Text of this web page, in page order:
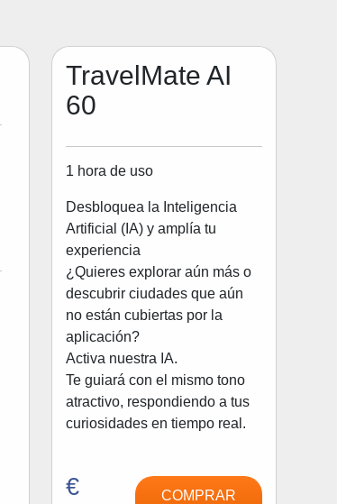
TravelMate AI
60
1 hora de uso
Desbloquea la Inteligencia
Artificial (IA) y amplía tu
experiencia
¿Quieres explorar aún más o
descubrir ciudades que aún
no están cubiertas por la
aplicación?
Activa nuestra IA.
Te guiará con el mismo tono
atractivo, respondiendo a tus
curiosidades en tiempo real.
€
COMPRAR